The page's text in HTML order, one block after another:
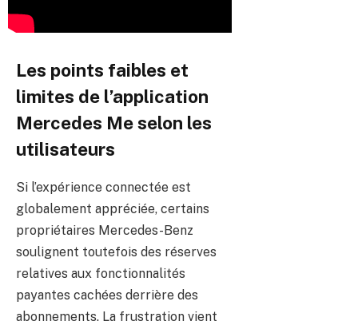
Les points faibles et
limites de l’application
Mercedes Me selon les
utilisateurs
Si l’expérience connectée est
globalement appréciée, certains
propriétaires Mercedes-Benz
soulignent toutefois des réserves
relatives aux fonctionnalités
payantes cachées derrière des
abonnements. La frustration vient